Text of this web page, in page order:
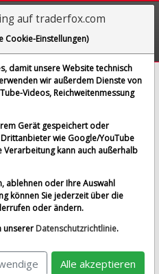
SE, Bayerische
weitere Aktie
Vergleich
auf traderfox.com
Cookie-Einstellungen)
damit unsere Website technisch
wir außerdem Dienste von
Videos, Reichweitenmessung
Gerät gespeichert oder
wie Google/YouTube
kann auch außerhalb
ablehnen oder Ihre Auswahl
können Sie jederzeit über die
oder ändern.
unserer Datenschutzrichtlinie.
Alle akzeptieren